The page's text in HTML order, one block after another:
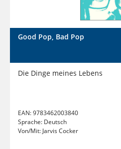
Good Pop, Bad Pop
Die Dinge meines Lebens
EAN:9783462003840
Sprache: Deutsch
Von/Mit: Jarvis Cocker